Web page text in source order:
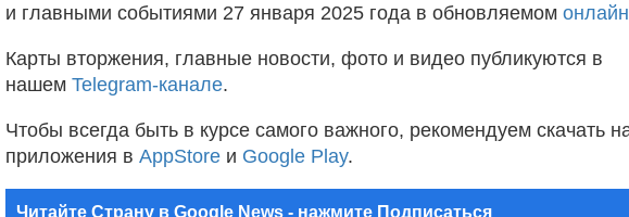
и главными событиями 27 января 2025 года в обновляемом
Карты вторжения, главные новости, фото и видео публикуются в
нашем Telegram-канале.
Чтобы всегда быть в курсе самого важного, рекомендуем скачать
приложения в AppStore и Google Play.
Читайте Страну в Google News - нажмите Подписаться